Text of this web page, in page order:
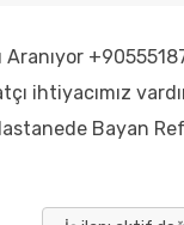
Aranıyor
ihtiyacımız
Bayan